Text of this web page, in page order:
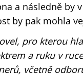
a následně by
by pak mohla
pro kterou
a ruku v
včetně